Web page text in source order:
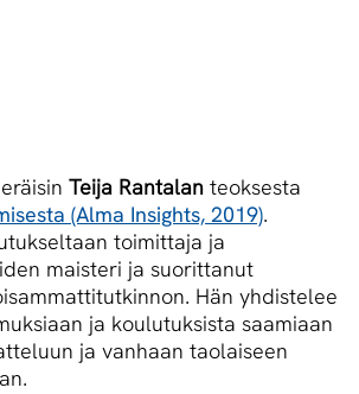
Teija Rantalan teoksesta
(Alma Insights, 2019).
toimittaja ja
maisteri ja suorittanut
Hän yhdistelee
ja koulutuksista saamiaan
ja vanhaan taolaiseen